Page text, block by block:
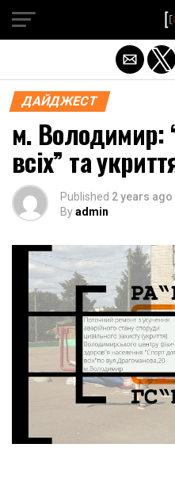
ДАЙДЖЕСТ
м. Володимир:
всіх” та
Published 2 years ago
Byadmin
Exit